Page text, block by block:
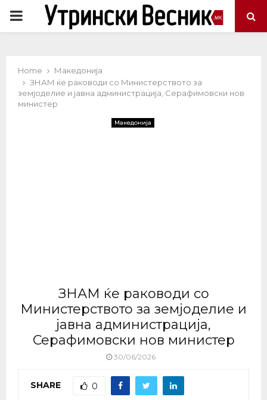
PRIMARY
Home
Македонија
ЗНАМ ќе раководи со Министерството за
земјоделие и јавна администрација, Серафимовски нов
министер
Македонија
ЗНАМ ќе раководи со
Министерството за земјоделие и
јавна администрација,
Серафимовски нов министер
30/06/2026
SHARE 0